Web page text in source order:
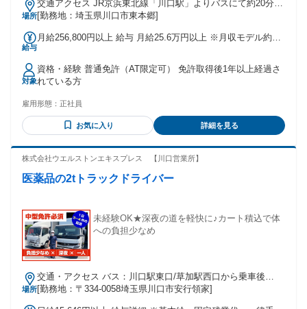
場所
交通アクセス JR京浜東北線「川口駅」よりバスにて約20分
日暮里舎人ライナー「見沼代親水公園駅」より徒歩20分
[勤務地：埼玉県川口市東本郷]
給与
月給256,800円以上 給与 月給25.6万円以上 ※月収モデル約33
習期間は月給209,100円 賞与約5.6ヶ月/年 【年収例】 550万円
／25歳／入社 2年目／月収（月給25.7万円＋残業代＋各種手
当）＋賞与年2回 650万円／33歳／入社 6年目／月収（月給
26.6万円＋残業代＋各種手当）＋賞与年2回
対象
資格・経験 普通免許（AT限定可） 免許取得後1年以上経過さ
れている方
雇用形態： 正社員
お気に入り 詳細を見る
株式会社ウエルストンエキスプレス 【川口営業所】
医薬品の2tトラックドライバー
未経験OK★深夜の道を軽快に♪カート積込で体
への負担少なめ
場所
交通・アクセス バス：川口駅東口/草加駅西口から乗車後
「川口緑化センター」下車徒歩5分 ★車・バイク・自転車通勤
[勤務地：〒334-0058埼玉県川口市安行領家]